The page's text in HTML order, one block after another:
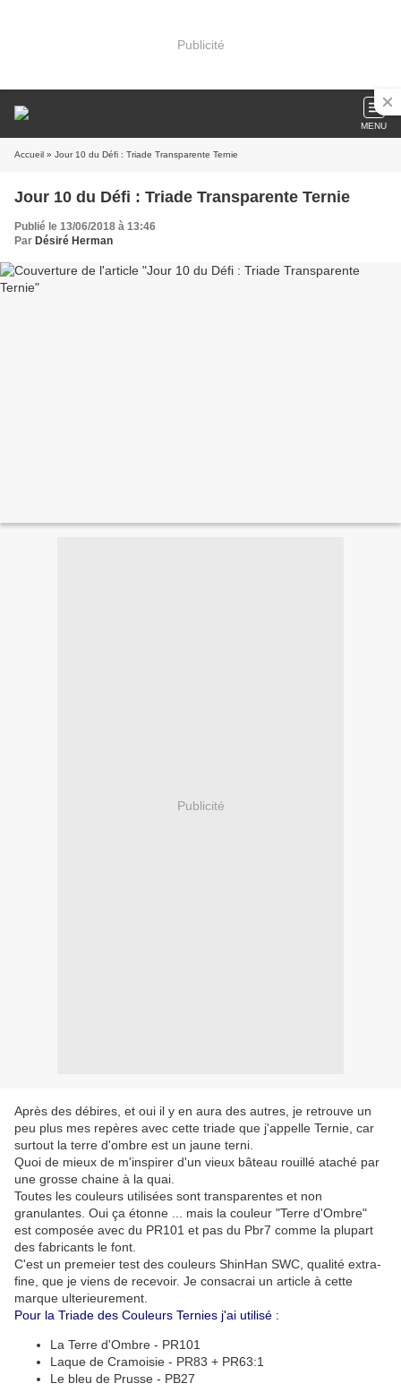
Publicité
MENU
Accueil » Jour 10 du Défi : Triade Transparente Ternie
Jour 10 du Défi : Triade Transparente Ternie
Publié le 13/06/2018 à 13:46
Par Désiré Herman
Publicité
Après des débires, et oui il y en aura des autres, je retrouve un
peu plus mes repères avec cette triade que j'appelle Ternie, car
surtout la terre d'ombre est un jaune terni.
Quoi de mieux de m'inspirer d'un vieux bâteau rouillé ataché par
une grosse chaine à la quai.
Toutes les couleurs utilisées sont transparentes et non
granulantes. Oui ça étonne ... mais la couleur "Terre d'Ombre"
est composée avec du PR101 et pas du Pbr7 comme la plupart
des fabricants le font.
C'est un premeier test des couleurs ShinHan SWC, qualité extra-
fine, que je viens de recevoir. Je consacrai un article à cette
marque ulterieurement.
Pour la Triade des Couleurs Ternies j'ai utilisé :
La Terre d'Ombre - PR101
Laque de Cramoisie - PR83 + PR63:1
Le bleu de Prusse - PB27